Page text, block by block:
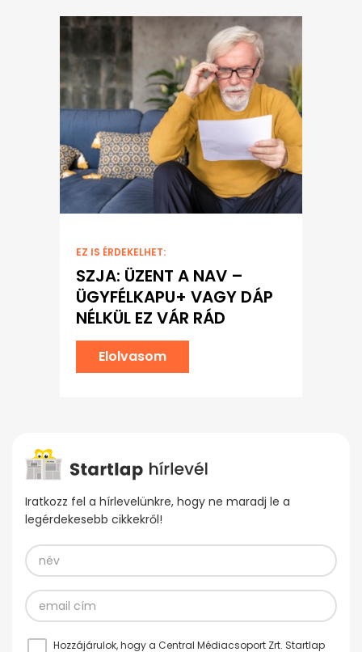
EZ IS ÉRDEKELHET:
SZJA: ÜZENT A NAV –
ÜGYFÉLKAPU+ VAGY DÁP
NÉLKÜL EZ VÁR RÁD
Elolvasom
Iratkozz fel a hírlevelünkre, hogy ne maradj le a
legérdekesebb cikkekről!
Hozzájárulok, hogy a Central Médiacsoport Zrt. Startlap